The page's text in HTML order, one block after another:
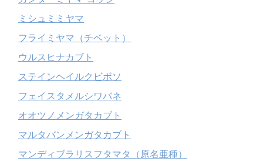
ミシュミミヤマ
フライミヤマ（チベット）
ウルスヒナカブト
ステインヘイルクビボソ
フェイスタメルシワバネ
オオツノメンガタカブト
マルタバンメンガタカブト
マンディブラリスフタマタ（原名亜種）